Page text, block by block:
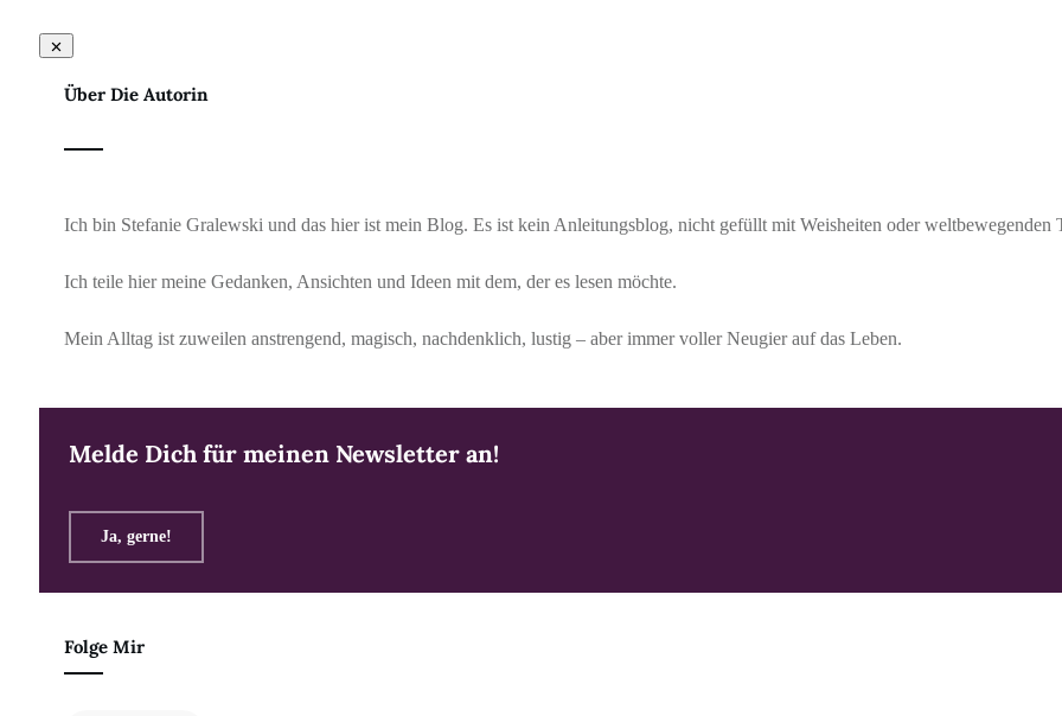
Über Die Autorin
Ich bin Stefanie Gralewski und das hier ist mein Blog. Es ist kein Anleitungsblog, nicht gefüllt mit Weisheiten oder weltbewegenden
Ich teile hier meine Gedanken, Ansichten und Ideen mit dem, der es lesen möchte.
Mein Alltag ist zuweilen anstrengend, magisch, nachdenklich, lustig – aber immer voller Neugier auf das Leben.
Melde Dich für meinen Newsletter an!
Ja, gerne!
Folge Mir